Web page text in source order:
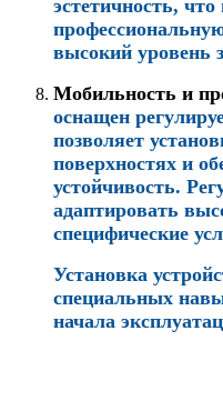
эстетичность, что
высокий уровень
Мобильность и
оснащен
позволяет
поверхностях и
устойчивость.
адаптировать
специфические
Установка
специальных
начала